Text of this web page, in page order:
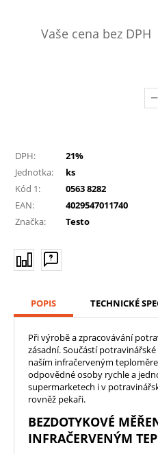
Vaše cena bez DPH
DPH:
21%
Jednotka:
ks
Kód 1:
0563 8282
EAN:
4029547011740
Značka:
Testo
POPIS TECHNICKÉ
Při výrobě a zpracovávání
zásadní. Součástí
naším infračerveným
odpovědné osoby rychle a
supermarketech i v
rovněž pekaři.
BEZDOTYKOVÉ
INFRAČERVENÝM